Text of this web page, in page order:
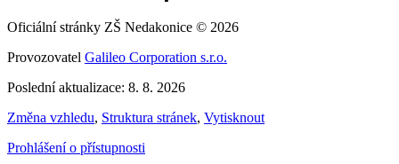
Oficiální stránky ZŠ Nedakonice © 2026
Provozovatel Galileo Corporation s.r.o.
Poslední aktualizace: 8. 8. 2026
Změna vzhledu, Struktura stránek, Vytisknout
Prohlášení o přístupnosti